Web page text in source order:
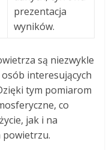
prezentacja
wyników.
są niezwykle
interesujących
tym pomiarom
co
jak i na
powietrzu.